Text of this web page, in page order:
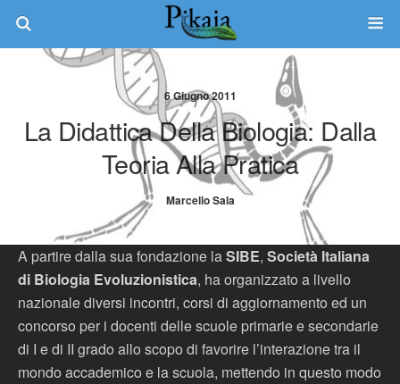
6 Giugno 2011
La Didattica Della Biologia: Dalla
Teoria Alla Pratica
Marcello Sala
A partire dalla sua fondazione laSIBE, Società Italiana
di Biologia Evoluzionistica, ha organizzato a livello
nazionale diversi incontri, corsi di aggiornamento ed un
concorso per i docenti delle scuole primarie e secondarie
di I e di II grado allo scopo di favorire l’interazione tra il
mondo accademico e la scuola, mettendo in questo modo